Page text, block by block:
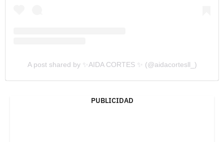
A post shared by ✨AIDA CORTES ✨ (@aidacortesll_)
PUBLICIDAD